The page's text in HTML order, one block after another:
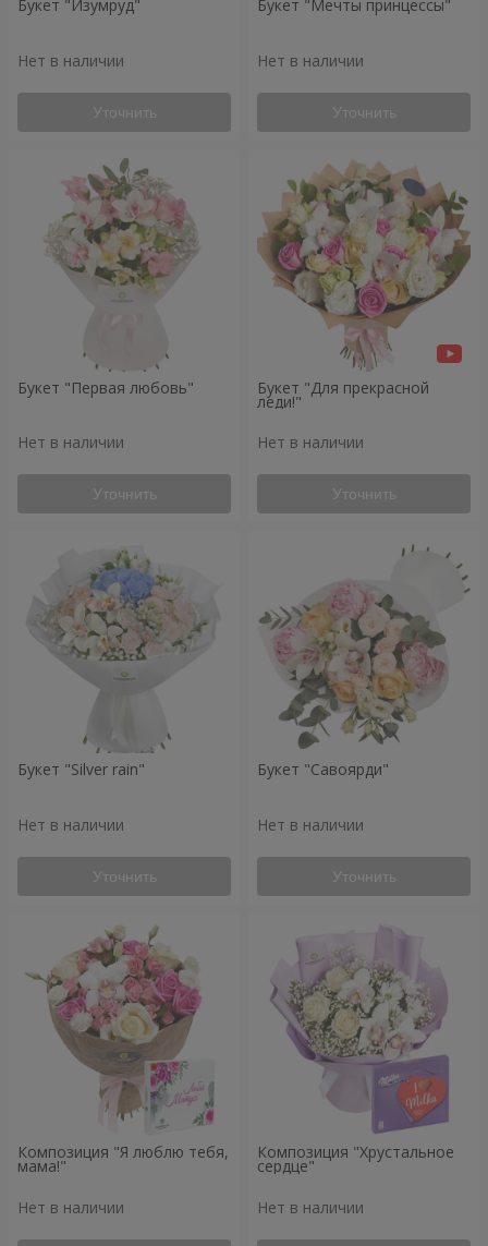
Букет "Изумруд"
Нет в наличии
Уточнить
Букет "Мечты принцессы"
Нет в наличии
Уточнить
Букет "Первая любовь"
Нет в наличии
Уточнить
Букет "Для прекрасной
леди!"
Нет в наличии
Уточнить
Букет "Silver rain"
Нет в наличии
Уточнить
Букет "Савоярди"
Нет в наличии
Уточнить
Композиция "Я люблю тебя,
мама!"
Нет в наличии
Композиция "Хрустальное
сердце"
Нет в наличии